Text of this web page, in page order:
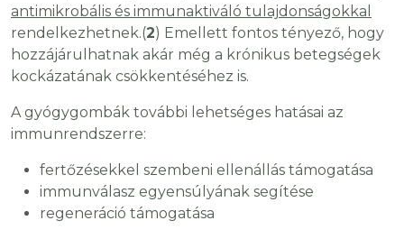
antimikrobális és immunaktiváló tulajdonságokkal
rendelkezhetnek.(2) Emellett fontos tényező, hogy
hozzájárulhatnak akár még a krónikus betegségek
kockázatának csökkentéséhez is.
A gyógygombák további lehetséges hatásai az
immunrendszerre:
fertőzésekkel szembeni ellenállás támogatása
immunválasz egyensúlyának segítése
regeneráció támogatása